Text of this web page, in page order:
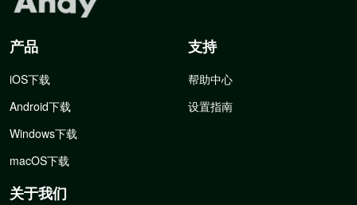
产品
iOS下载
Android下载
Windows下载
macOS下载
支持
帮助中心
设置指南
关于我们